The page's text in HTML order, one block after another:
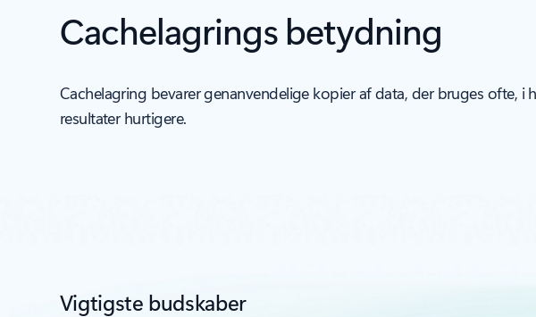
Cachelagrings betydning
Cachelagring bevarer genanvendelige kopier af data, der bruges ofte,
resultater hurtigere.
Vigtigste budskaber